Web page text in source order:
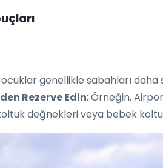
genellikle sabahları daha
Rezerve Edin: Örneğin,
değnekleri veya bebek